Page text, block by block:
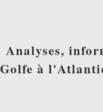
Analyses,
Golfe à